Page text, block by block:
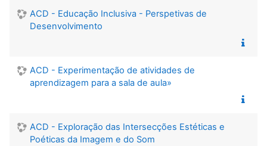
ACD - Educação Inclusiva - Perspetivas de
Desenvolvimento
ACD - Experimentação de atividades de
aprendizagem para a sala de aula»
ACD - Exploração das Intersecções Estéticas e
Poéticas da Imagem e do Som